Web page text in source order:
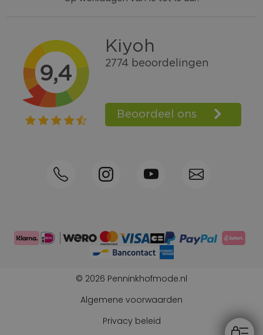
Gratis verzending vanaf € 100,=
Bel +31570592339
Spaarpunten
Shop the Look
Telefonisch bestellen ook mogelijk
© 2026 Penninkhofmode.nl
Algemene voorwaarden
Privacy beleid